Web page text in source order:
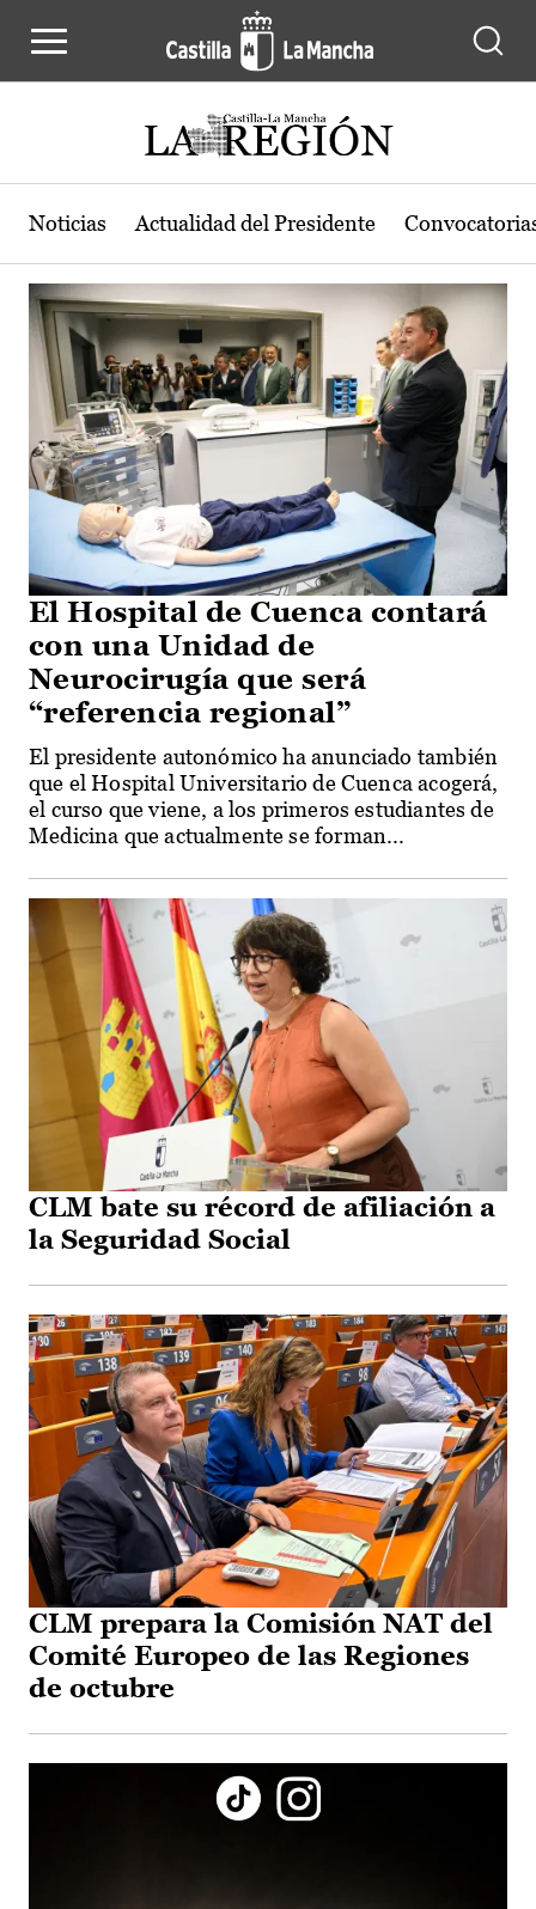
Actualidad de la región de Castilla-
Noticias Actualidad del Presidente
El Hospital de Cuenca contará
con una Unidad de
Neurocirugía que será
“referencia regional”
El presidente autonómico ha anunciado también
que el Hospital Universitario de Cuenca acogerá,
el curso que viene, a los primeros estudiantes de
Medicina que actualmente se forman...
CLM bate su récord de afiliación a
la Seguridad Social
CLM prepara la Comisión NAT del
Comité Europeo de las Regiones
de octubre